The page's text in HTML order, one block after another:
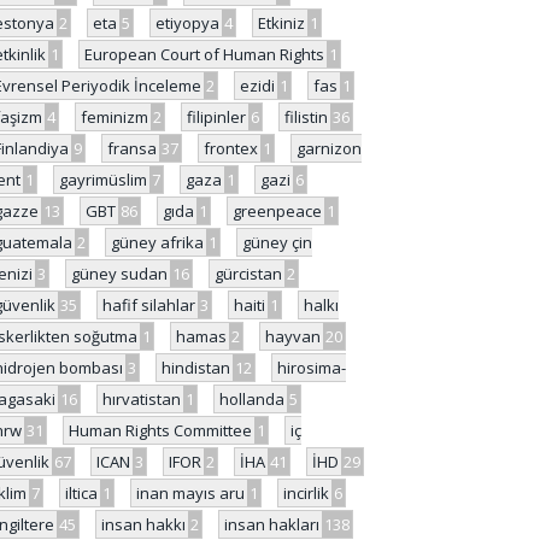
2 eta 5 etiyopya 4 Etkiniz 1
1 European Court of Human Rights 1
Periyodik İnceleme 2 ezidi 1 fas 1
4 feminizm 2 filipinler 6 filistin 36
9 fransa 37 frontex 1
garnizon
1 gayrimüslim 7 gaza 1 gazi 6
13 GBT 86 gıda 1 greenpeace 1
2 güney afrika 1
güney çin
3 güney sudan 16 gürcistan 2
35 hafif silahlar 3 haiti 1
halkı
soğutma 1 hamas 2 hayvan 20
bombası 3 hindistan 12
hirosima-
16 hırvatistan 1 hollanda 5
31 Human Rights Committee 1
iç
67 ICAN 3 IFOR 2 İHA 41 İHD 29
7 iltica 1 inan mayıs aru 1 incirlik 6
45 insan hakkı 2 insan hakları 138